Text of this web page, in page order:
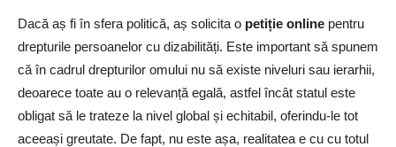
Dacă aș fi în sfera politică, aș solicita o petiție online pentru
drepturile persoanelor cu dizabilități. Este important să spunem
că în cadrul drepturilor omului nu să existe niveluri sau ierarhii,
deoarece toate au o relevanță egală, astfel încât statul este
obligat să le trateze la nivel global și echitabil, oferindu-le tot
aceeași greutate. De fapt, nu este așa, realitatea e cu cu totul